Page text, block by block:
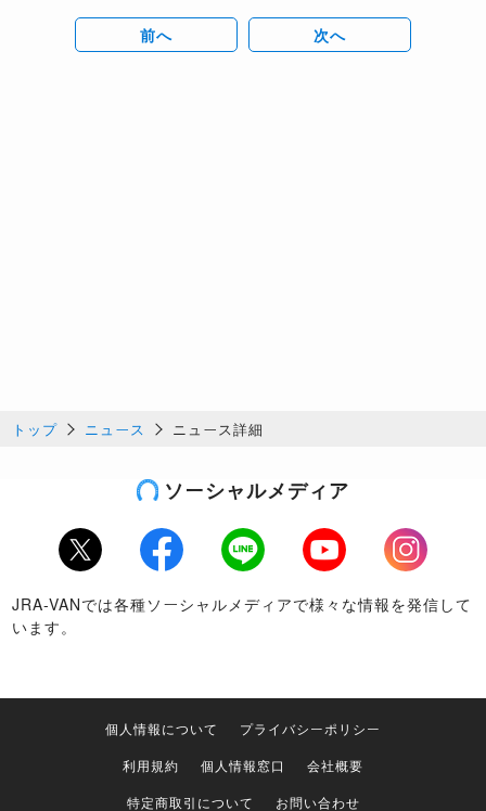
前へ 次へ
トップ ニュース ニュース詳細
ソーシャルメディア
Twitter Facebook LINE Youtube
Instagram
JRA-VANでは各種ソーシャルメディアで様々な情報を発信して
います。
個人情報について
プライバシーポリシー
利用規約
個人情報窓口
会社概要
特定商取引について
お問い合わせ